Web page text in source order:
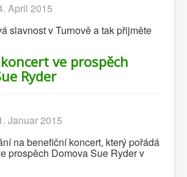
April 2015
slavnost v Turnově a tak přijměte
ve prospěch
Ryder
Januar 2015
na benefiční koncert, který pořádá
prospěch Domova Sue Ryder v